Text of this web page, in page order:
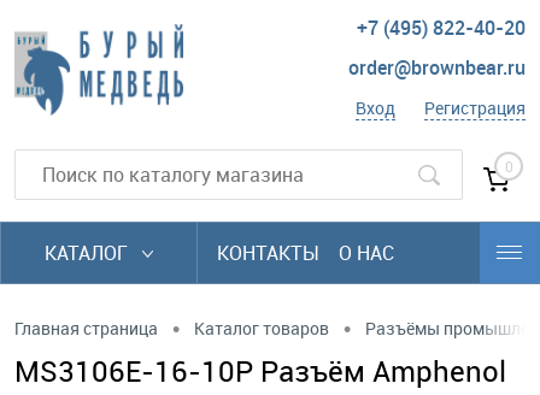
+7 (495) 822-40-20
order@brownbear.ru
Вход Регистрация
0
КАТАЛОГ КОНТАКТЫ О НАС
Главная страница • Каталог товаров • Разъёмы
MS3106E-16-10P Разъём Amphenol